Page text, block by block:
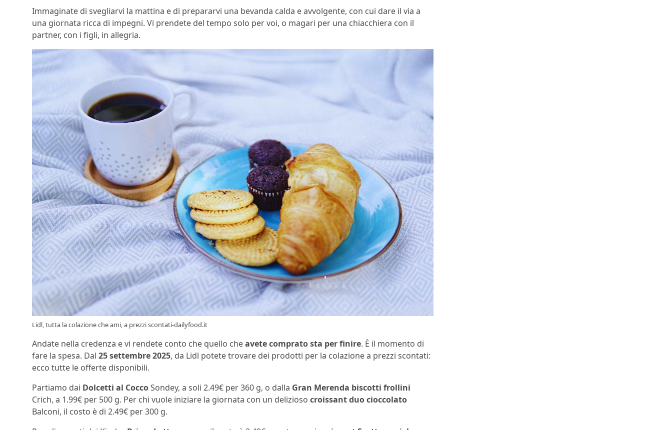
Immaginate di svegliarvi la mattina e di prepararvi una bevanda calda e avvolgente, con cui dare il via a
una giornata ricca di impegni. Vi prendete del tempo solo per voi, o magari per una chiacchiera con il
partner, con i figli, in allegria.
Lidl, tutta la colazione che ami, a prezzi scontati-dailyfood.it
Andate nella credenza e vi rendete conto che quello cheavete comprato sta per finire. È il momento di
fare la spesa. Dal 25 settembre 2025, da Lidl potete trovare dei prodotti per la colazione a prezzi scontati:
ecco tutte le offerte disponibili.
Partiamo dai Dolcetti al CoccoSondey, a soli 2.49€ per 360 g, o dalla Gran Merenda biscotti frollini
Crich, a 1.99€ per 500 g. Per chi vuole iniziare la giornata con un delizioso croissant duo cioccolato
Balconi, il costo è di 2.49€ per 300 g.